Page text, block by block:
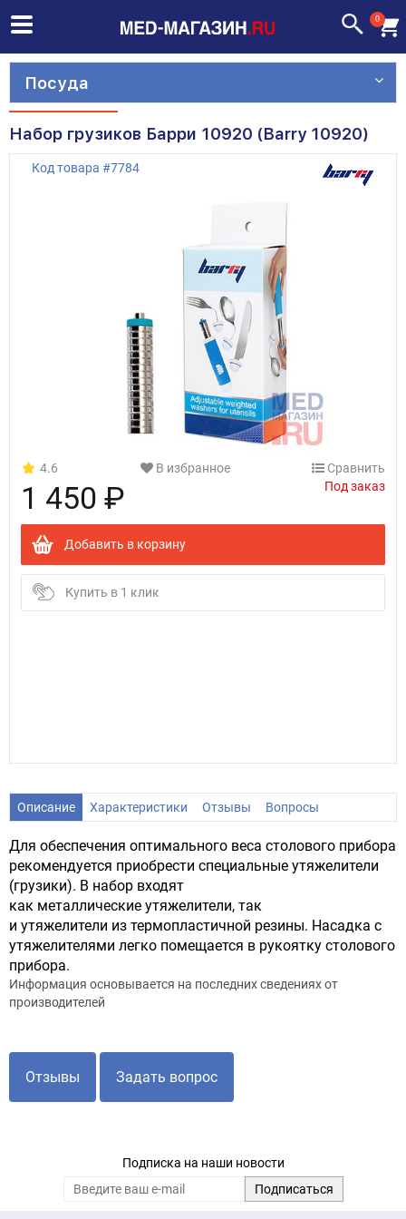
0
Посуда
Набор грузиков Барри 10920 (Barry 10920)
Код товара #7784
4.6 В избранное
Сравнить
Под заказ
1 450 ₽
Добавить в корзину
Купить в 1 клик
Описание Характеристики Отзывы Вопросы
Для обеспечения оптимального веса столового прибора
рекомендуется приобрести специальные утяжелители
(грузики). В набор входят
как металлические утяжелители, так
и утяжелители из термопластичной резины. Насадка с
утяжелителями легко помещается в рукоятку столового
прибора.
Информация основывается на последних сведениях от
производителей
Отзывы Задать вопрос
Подписка на наши новости